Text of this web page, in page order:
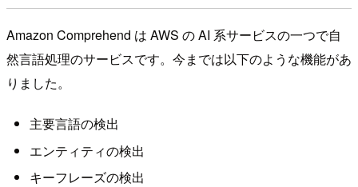
Amazon Comprehend は AWS の AI 系サービスの一つで自
然言語処理のサービスです。今までは以下のような機能があ
りました。
主要言語の検出
エンティティの検出
キーフレーズの検出